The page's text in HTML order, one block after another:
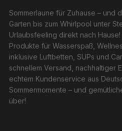
Sommerlaune für Zuhause – und
Garten bis zum Whirlpool unter
Urlaubsfeeling direkt nach
Produkte für Wasserspaß,
inklusive Luftbetten, SUPs und
schnellem Versand, nachhaltiger
echtem Kundenservice aus
Sommermomente – und
über!